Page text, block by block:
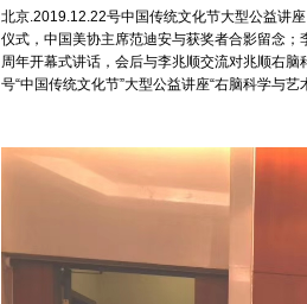
北京.2019.12.22号中国传统文化节大型公益讲
仪式，中国美协主席范迪安与获奖者合影留念
周年开幕式讲话，会后与李兆顺交流对兆顺右
号“中国传统文化节”大型公益讲座“右脑科学与艺